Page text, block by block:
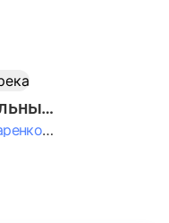
Любознательные Дети
Юлиана Бондаренко & Амелия Колпакова & Егор Егоров & Валерия Шевченко & Ксюша Косичкина